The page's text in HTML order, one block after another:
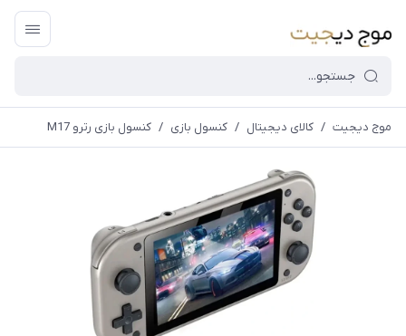
قیمت و
سایت بروز
باشد،باخیال
موج دیجیت / کالای دیجیتال / كنسول بازی / کنسول بازی رترو M17